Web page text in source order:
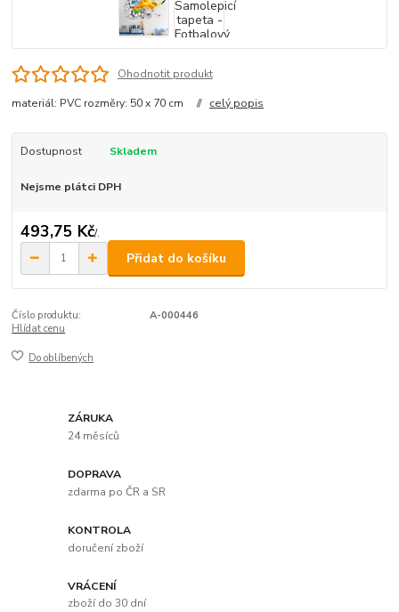
Ohodnotit produkt
materiál: PVC rozměry: 50 x 70 cm // celý popis
Dostupnost Skladem
Nejsme plátci DPH
493,75 Kč/.
Přidat do košíku
Číslo produktu:
A-000446
Hlídat cenu
Do oblíbených
ZÁRUKA
24 měsíců
DOPRAVA
zdarma po ČR a SR
KONTROLA
doručení zboží
VRÁCENÍ
zboží do 30 dní